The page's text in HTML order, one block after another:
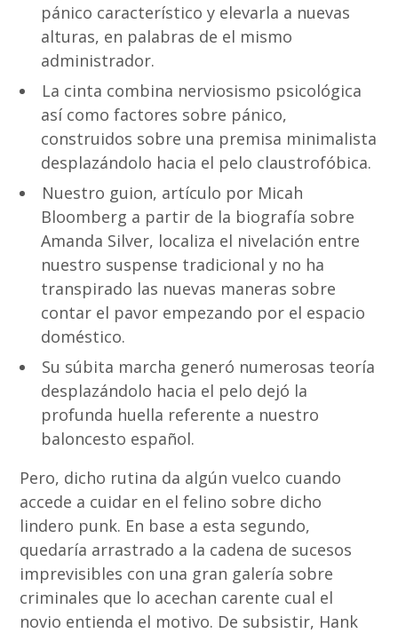
pánico característico y elevarla a nuevas
alturas, en palabras de el mismo
administrador.
La cinta combina nerviosismo psicológica
así­ como factores sobre pánico,
construidos sobre una premisa minimalista
desplazándolo hacia el pelo claustrofóbica.
Nuestro guion, artículo por Micah
Bloomberg a partir de la biografía sobre
Amanda Silver, localiza el nivelación entre
nuestro suspense tradicional y no ha
transpirado las nuevas maneras sobre
contar el pavor empezando por el espacio
doméstico.
Su súbita marcha generó numerosas teoría
desplazándolo hacia el pelo dejó la
profunda huella referente a nuestro
baloncesto español.
Pero, dicho rutina da algún vuelco cuando
accede a cuidar en el felino sobre dicho
lindero punk. En base a esta segundo,
quedaría arrastrado a la cadena de sucesos
imprevisibles con una gran galería sobre
criminales que lo acechan carente cual el
novio entienda el motivo. De subsistir, Hank